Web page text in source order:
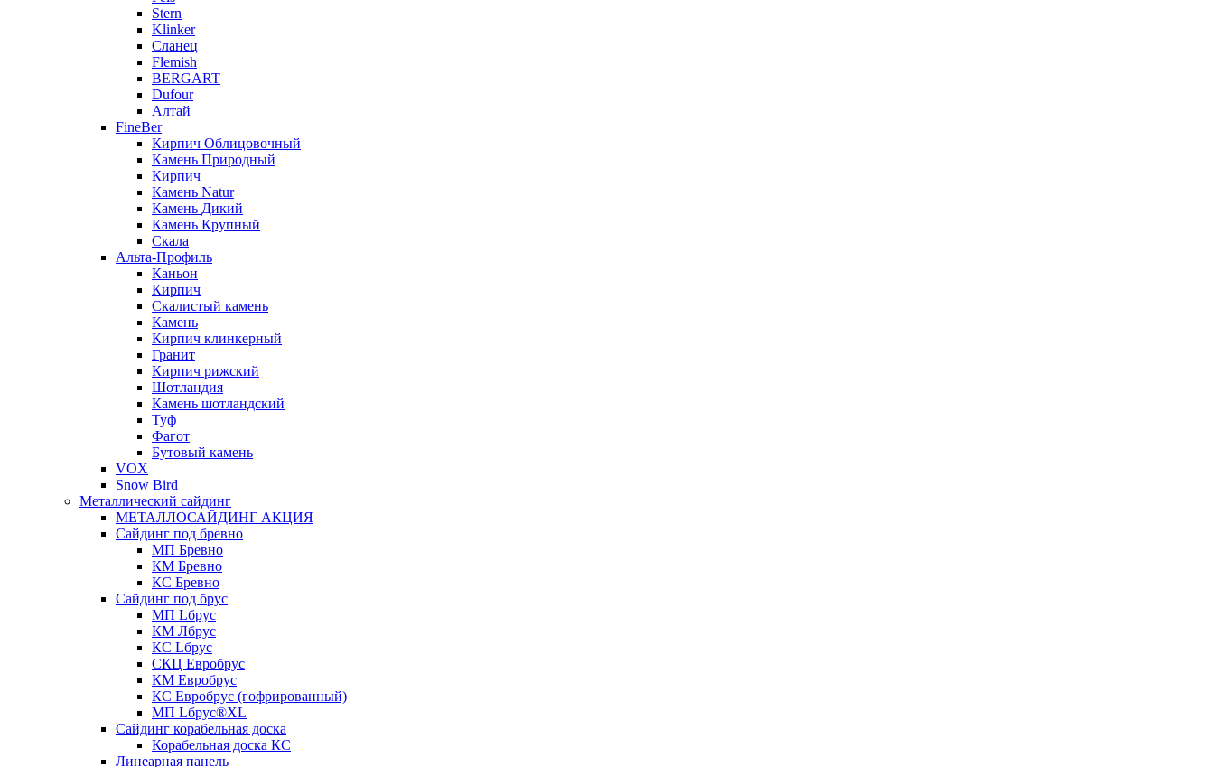
Stern
Klinker
Сланец
Flemish
BERGART
Dufour
Алтай
FineBer
Кирпич Облицовочный
Камень Природный
Кирпич
Камень Natur
Камень Дикий
Камень Крупный
Скала
Альта-Профиль
Каньон
Кирпич
Скалистый камень
Камень
Кирпич клинкерный
Гранит
Кирпич рижский
Шотландия
Камень шотландский
Туф
Фагот
Бутовый камень
VOX
Snow Bird
Металлический сайдинг
МЕТАЛЛОСАЙДИНГ АКЦИЯ
Сайдинг под бревно
МП Бревно
КМ Бревно
КС Бревно
Сайдинг под брус
МП Lбрус
КМ Лбрус
КС Lбрус
СКЦ Евробрус
КМ Евробрус
КС Евробрус (гофрированный)
МП Lбрус®XL
Сайдинг корабельная доска
Корабельная доска КС
Линеарная панель